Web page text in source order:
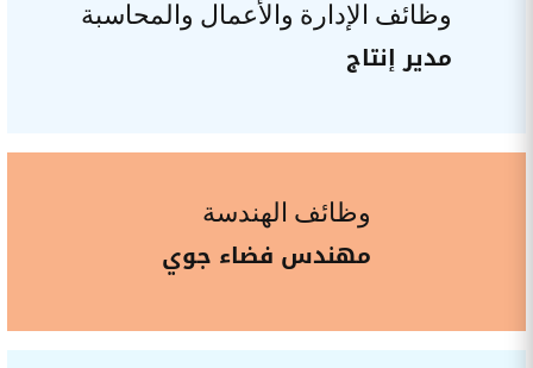
وظائف الإدارة والأعمال والمحاسبة
مدير إنتاج
وظائف الهندسة
مهندس فضاء جوي